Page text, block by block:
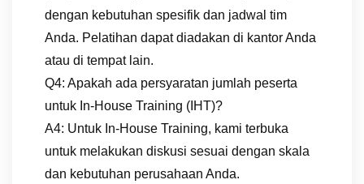
dengan kebutuhan spesifik dan jadwal tim
Anda. Pelatihan dapat diadakan di kantor Anda
atau di tempat lain.
Q4: Apakah ada persyaratan jumlah peserta
untuk In-House Training (IHT)?
A4: Untuk In-House Training, kami terbuka
untuk melakukan diskusi sesuai dengan skala
dan kebutuhan perusahaan Anda.